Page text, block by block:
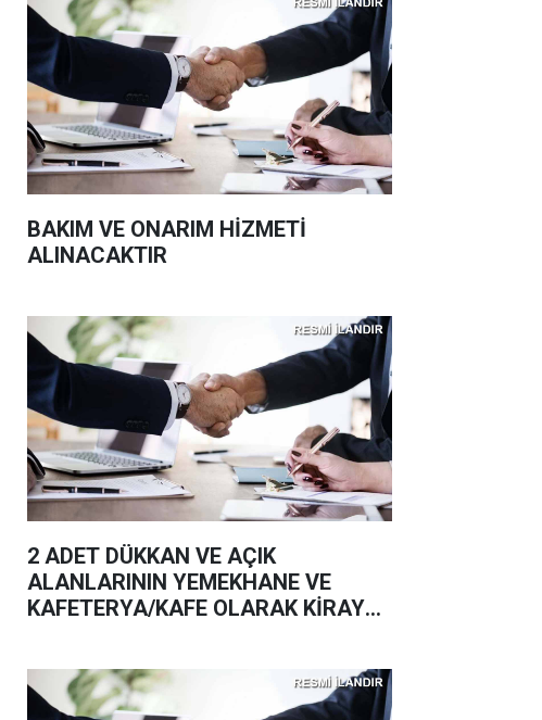
BAKIM VE ONARIM HİZMETİ
ALINACAKTIR
2 ADET DÜKKAN VE AÇIK
ALANLARININ YEMEKHANE VE
KAFETERYA/KAFE OLARAK KİRAYA